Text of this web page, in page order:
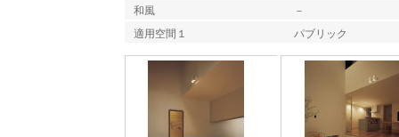
和風
－
適用空間１
パブリック